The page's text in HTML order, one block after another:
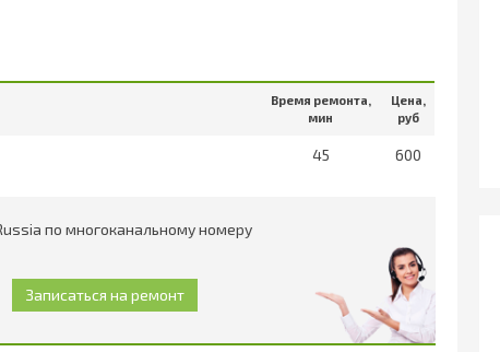
Время ремонта,
мин
Цена,
руб
45 600
по многоканальному номеру